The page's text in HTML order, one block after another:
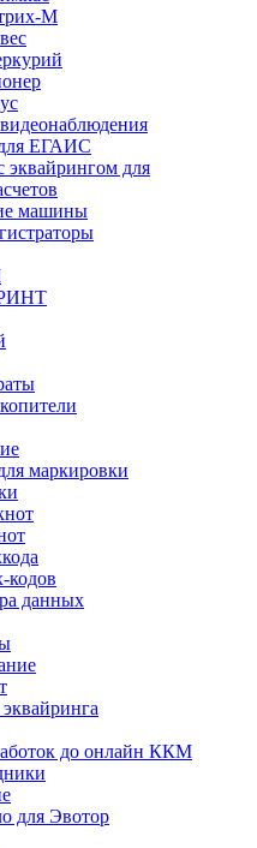
М
ЕГАИС
эквайрингом для
машины
маркировки
кодов
данных
до онлайн ККМ
для Эвотор